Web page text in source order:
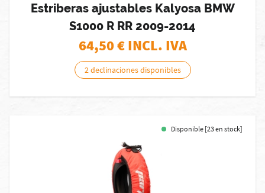
Estriberas ajustables Kalyosa BMW
S1000 R RR 2009-2014
64,50€ INCL. IVA
2 declinaciones disponibles
Disponible [23 en stock]